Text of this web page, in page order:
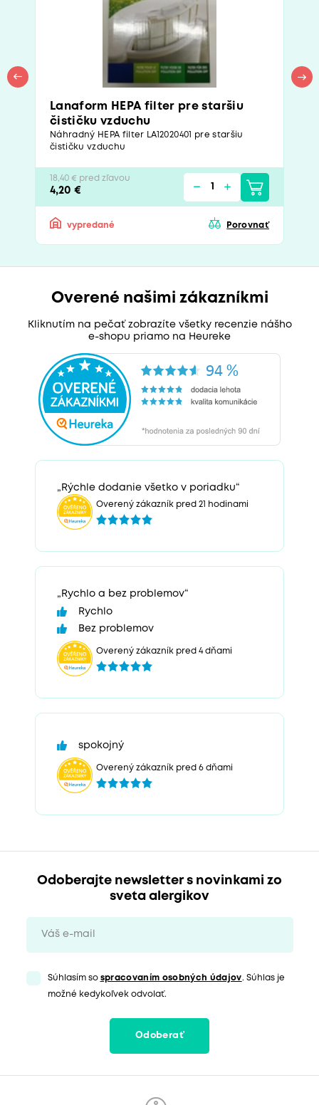
Lanaform HEPA filter pre staršiu
čističku vzduchu
Náhradný HEPA filter LA12020401 pre staršiu
čističku vzduchu
18,40 € pred zľavou
4,20 €
vypredané Porovnať
Overené našimi zákazníkmi
Kliknutím na pečať zobrazíte všetky recenzie nášho
e-shopu priamo na Heureke
„Rýchle dodanie všetko v poriadku“
Overený zákazník pred 21 hodinami
„Rychlo a bez problemov“
Rychlo
Bez problemov
Overený zákazník pred 4 dňami
spokojný
Overený zákazník pred 6 dňami
Odoberajte newsletter s novinkami zo
sveta alergikov
Súhlasím so spracovaním osobných údajov. Súhlas je
možné kedykoľvek odvolať.
Odoberať